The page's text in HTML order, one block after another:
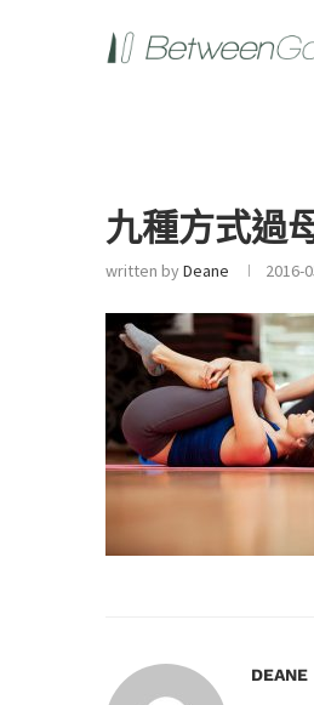
九種方式過
written byDeane 2016-
DEANE